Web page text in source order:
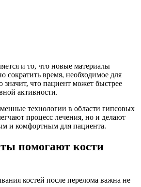
и то, что новые материалы
сократить время, необходимое для
значит, что пациент может быстрее
активности.
технологии в области гипсовых
процесс лечения, но и делают
и комфортным для пациента.
помогают кости
костей после перелома важна не